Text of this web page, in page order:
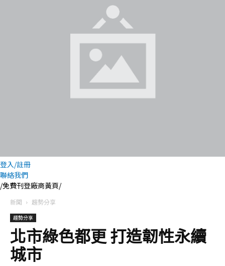
登入/註冊
聯絡我們
/免費刊登廠商黃頁/
新聞 趨勢分享
趨勢分享
北市綠色都更 打造韌性永續
城市